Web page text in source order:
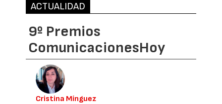
ACTUALIDAD
9º Premios
ComunicacionesHoy
Cristina Mínguez